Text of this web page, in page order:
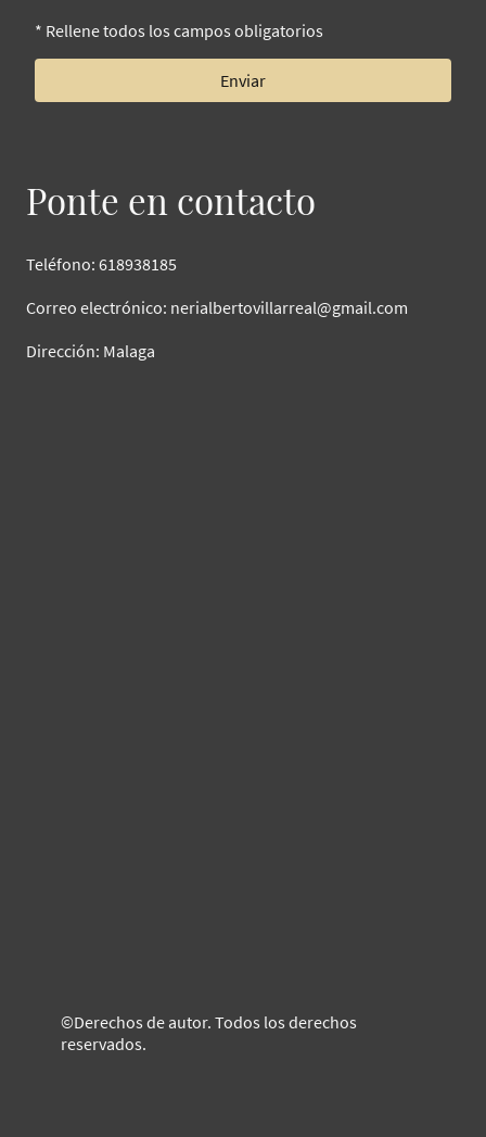
* Rellene todos los campos obligatorios
Enviar
Ponte en contacto
Teléfono: 618938185
Correo electrónico: nerialbertovillarreal@gmail.com
Dirección: Malaga
©Derechos de autor. Todos los derechos
reservados.